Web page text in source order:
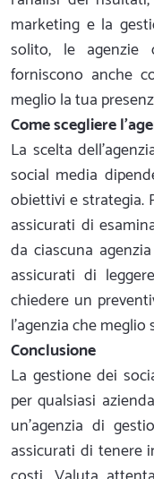
marketing e la
solito, le agenzie
forniscono anche
meglio la tua
Come scegliere
La scelta
social media
obiettivi e strategia.
assicurati di
da ciascuna
assicurati di
chiedere un
l'agenzia che meglio
Conclusione
La gestione dei
per qualsiasi
un'agenzia di
assicurati di tenere